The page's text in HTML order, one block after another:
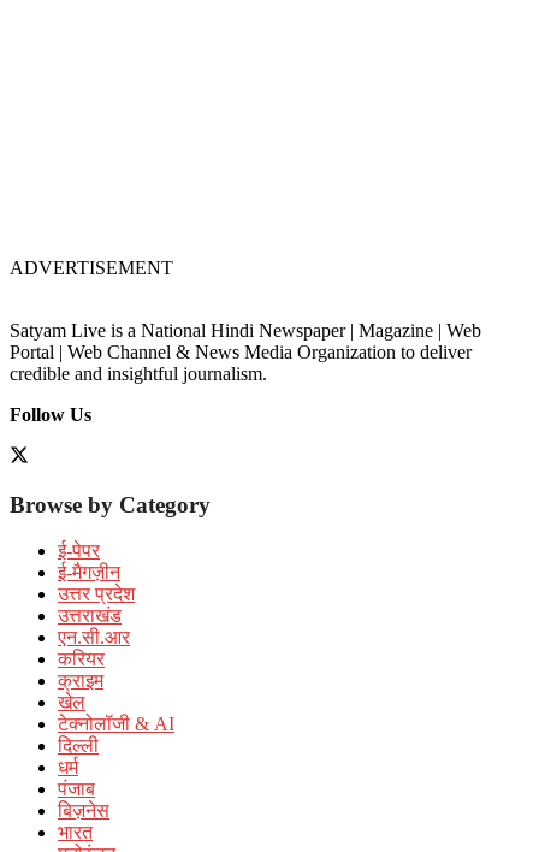
ADVERTISEMENT
Satyam Live is a National Hindi Newspaper | Magazine | Web
Portal | Web Channel & News Media Organization to deliver
credible and insightful journalism.
Follow Us
Browse by Category
ई-पेपर
ई-मैगज़ीन
उत्तर प्रदेश
उत्तराखंड
एन.सी.आर
करियर
क्राइम
खेल
टेक्नोलॉजी & AI
दिल्ली
धर्म
पंजाब
बिज़नेस
भारत